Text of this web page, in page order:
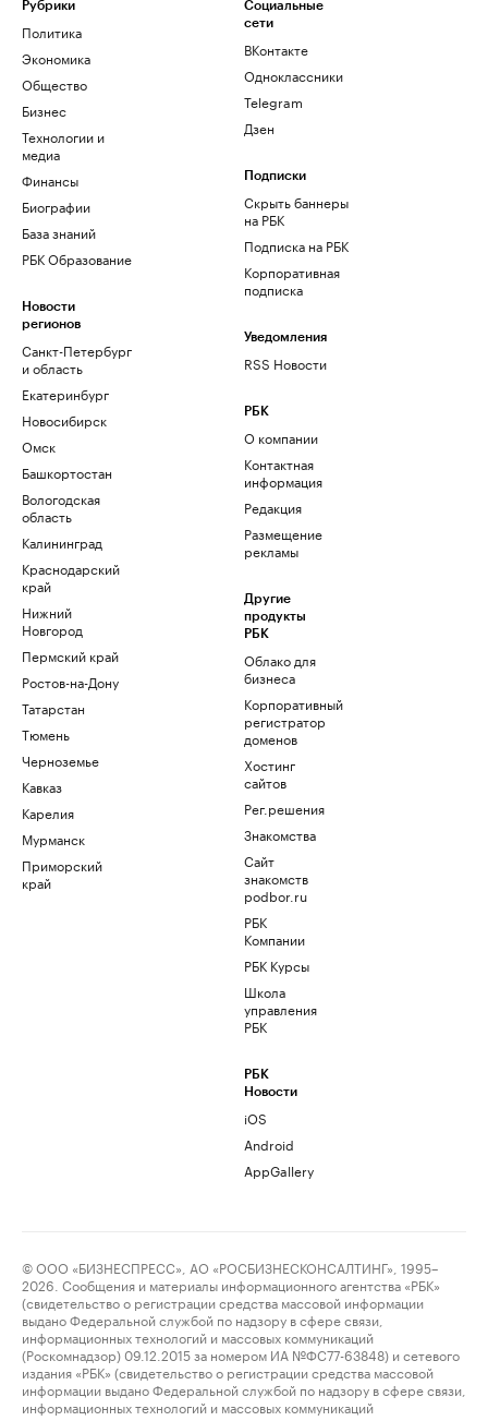
Рубрики
Политика
Экономика
Общество
Бизнес
Технологии и
медиа
Финансы
Биографии
База знаний
РБК Образование
Новости
регионов
Санкт-Петербург
и область
Екатеринбург
Новосибирск
Омск
Башкортостан
Вологодская
область
Калининград
Краснодарский
край
Нижний
Новгород
Пермский край
Ростов-на-Дону
Татарстан
Тюмень
Черноземье
Кавказ
Карелия
Мурманск
Приморский
край
Социальные
сети
ВКонтакте
Одноклассники
Telegram
Дзен
Подписки
Скрыть баннеры
на РБК
Подписка на РБК
Корпоративная
подписка
Уведомления
RSS Новости
РБК
О компании
Контактная
информация
Редакция
Размещение
рекламы
Другие
продукты
РБК
Облако для
бизнеса
Корпоративный
регистратор
доменов
Хостинг
сайтов
Рег.решения
Знакомства
Сайт
знакомств
podbor.ru
РБК
Компании
РБК Курсы
Школа
управления
РБК
РБК
Новости
iOS
Android
AppGallery
© ООО «БИЗНЕСПРЕСС», АО «РОСБИЗНЕСКОНСАЛТИНГ», 1995–
2026. Сообщения и материалы информационного агентства «РБК»
(свидетельство о регистрации средства массовой информации
выдано Федеральной службой по надзору в сфере связи,
информационных технологий и массовых коммуникаций
(Роскомнадзор) 09.12.2015 за номером ИА №ФС77-63848) и сетевого
издания «РБК» (свидетельство о регистрации средства массовой
информации выдано Федеральной службой по надзору в сфере связи,
информационных технологий и массовых коммуникаций